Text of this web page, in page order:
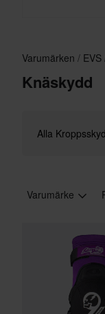
Varumärken EVS
Knäskydd
Alla
Varumärke